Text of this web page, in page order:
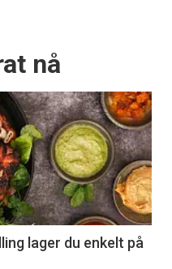
nå
lager du enkelt på